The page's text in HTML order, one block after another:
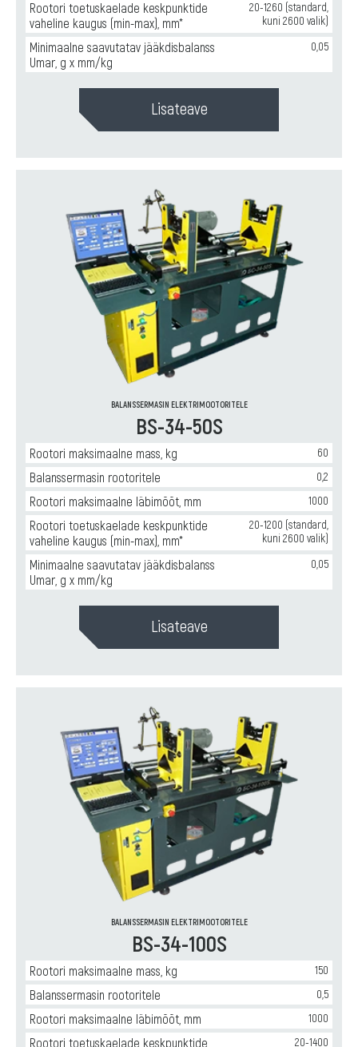
Rootori toetuskaelade keskpunktide
vaheline kaugus (min-max), mm*
20-1260 (standard,
kuni 2600 valik)
Minimaalne saavutatav jääkdisbalanss
Umar, g x mm/kg
0,05
Lisateave
BALANSSERMASIN ELEKTRIMOOTORITELE
BS-34-50S
Rootori maksimaalne mass, kg 60
Balanssermasin rootoritele 0,2
Rootori maksimaalne läbimõõt, mm 1000
Rootori toetuskaelade keskpunktide
vaheline kaugus (min-max), mm*
20-1200 (standard,
kuni 2600 valik)
Minimaalne saavutatav jääkdisbalanss
Umar, g x mm/kg
0,05
Lisateave
BALANSSERMASIN ELEKTRIMOOTORITELE
BS-34-100S
Rootori maksimaalne mass, kg 150
Balanssermasin rootoritele 0,5
Rootori maksimaalne läbimõõt, mm 1000
Rootori toetuskaelade keskpunktide
20-1400